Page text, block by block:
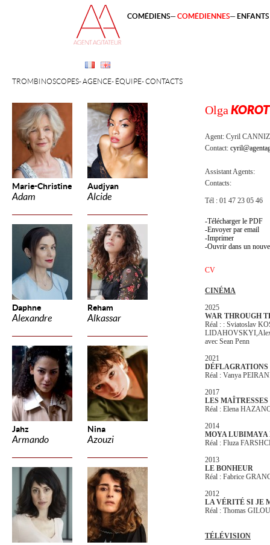
Marie-Christine
Adam
Audjyan
Alcide
Daphne
Alexandre
Reham
Alkassar
Jahz
Armando
Nina
Azouzi
TROMBINOSCOPES AGENCE ÉQUIPE CONTACTS
COMÉDIENS COMÉDIENNES
Olga
Agent: Cyril
Contact:
Assistant Agents:
Contacts:
Tél : 01 47 23 05 46
Télécharger le PDF
Envoyer par email
Imprimer
Ouvrir dans un
CV
CINÉMA
2025
WAR THROUGH
Réal : : Sviatoslav
avec Sean Penn
2021
DÉFLAGRATIONS
Réal : Vanya
2017
LES MAÎTRESSES
Réal : Elena
2014
MOYA
Réal : Fluza
2013
LE BONHEUR
Réal : Fabrice
2012
LA VÉRITÉ SI JE
Réal : Thomas GILOU
TÉLÉVISION